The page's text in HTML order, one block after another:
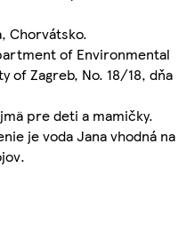
Chorvátsko.
of Environmental
of Zagreb, No. 18/18, dňa
pre deti a mamičky.
je voda Jana vhodná na